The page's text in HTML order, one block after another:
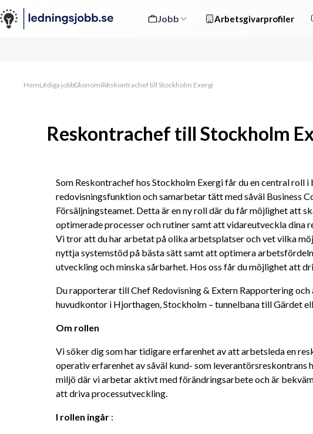
Jobb Arbetsgivarprofiler
HemLediga jobbEkonomiReskontrachef till Stockholm Exergi
Reskontrachef till Stockholm
Som Reskontrachef hos Stockholm Exergi får du en central roll i
redovisningsfunktion och samarbetar tätt med såväl Business
Försäljningsteamet. Detta är en ny roll där du får möjlighet att
optimerade processer och rutiner samt att vidareutveckla dina
Vi tror att du har arbetat på olika arbetsplatser och vet vilka
nyttja systemstöd på bästa sätt samt att optimera
utveckling och minska sårbarhet. Hos oss får du möjlighet att
Du rapporterar till Chef Redovisning & Extern Rapportering och
huvudkontor i Hjorthagen, Stockholm – tunnelbana till Gärdet
Om rollen
Vi söker dig som har tidigare erfarenhet av att arbetsleda en
operativ erfarenhet av såväl kund- som leverantörsreskontrans
miljö där vi arbetar aktivt med förändringsarbete och är
att driva processutveckling.
I rollen ingår :